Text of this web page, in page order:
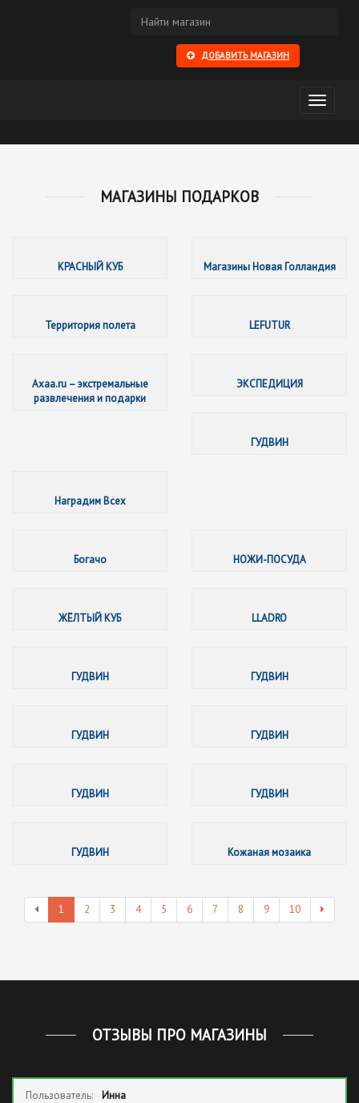
ДОБАВИТЬ МАГАЗИН
Открыть
МАГАЗИНЫ ПОДАРКОВ
КРАСНЫЙ КУБ
Магазины Новая Голландия
Территория полета
LEFUTUR
Axaa.ru – экстремальные
развлечения и подарки
ЭКСПЕДИЦИЯ
ГУДВИН
Наградим Всех
Богачо
НОЖИ-ПОСУДА
ЖЁЛТЫЙ КУБ
LLADRO
ГУДВИН
ГУДВИН
ГУДВИН
ГУДВИН
ГУДВИН
ГУДВИН
ГУДВИН
Кожаная мозаика
1 2 3 4 5 6 7 8 9 10
ОТЗЫВЫ ПРО МАГАЗИНЫ
Пользователь:
Инна